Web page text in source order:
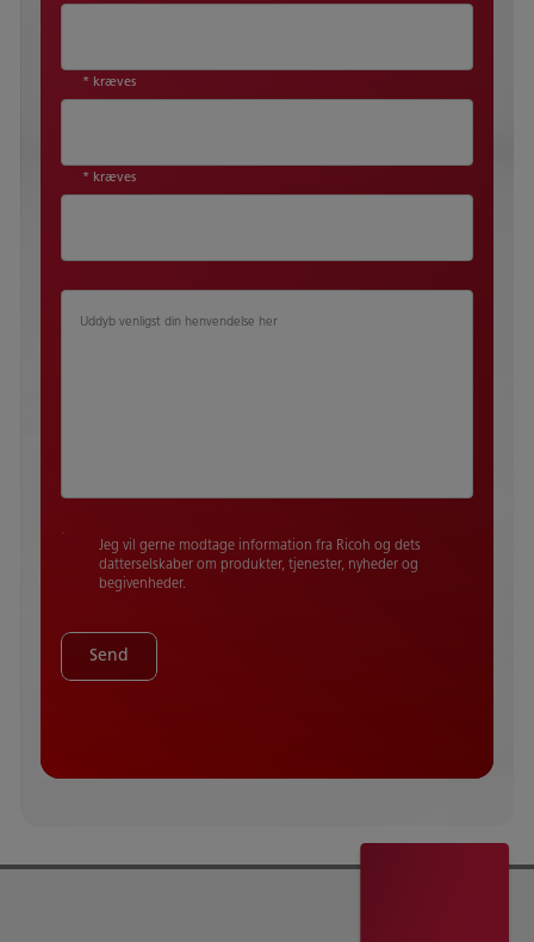
* kræves
* kræves
Uddyb venligst din henvendelse her​ ​
Jeg vil gerne modtage information fra Ricoh og dets
datterselskaber om produkter, tjenester, nyheder og
begivenheder.
Send